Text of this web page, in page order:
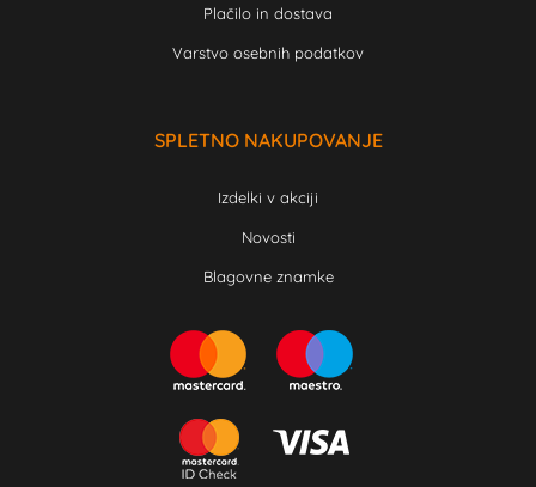
Plačilo in dostava
Varstvo osebnih podatkov
SPLETNO NAKUPOVANJE
Izdelki v akciji
Novosti
Blagovne znamke